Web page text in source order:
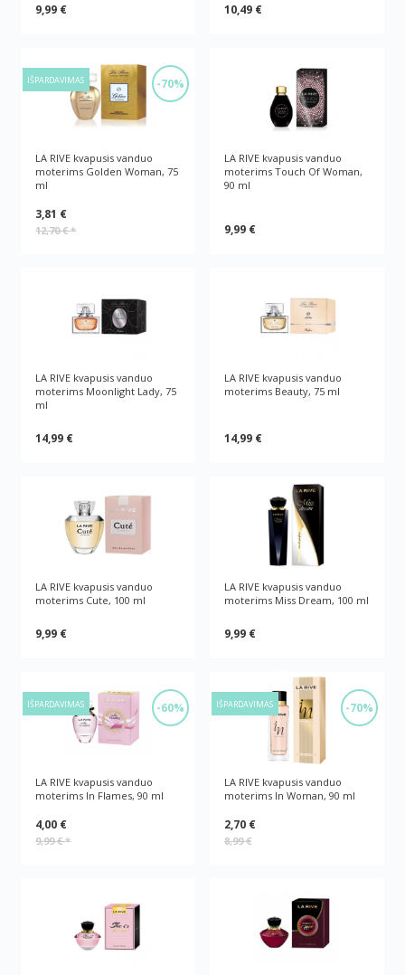
9,99 € 10,49 €
-70%
IŠPARDAVIMAS
LA RIVE kvapusis vanduo
moterims Golden Woman, 75
ml
3,81 €
12,70 €*
LA RIVE kvapusis vanduo
moterims Touch Of Woman,
90 ml
9,99 €
LA RIVE kvapusis vanduo
moterims Moonlight Lady, 75
ml
14,99 €
LA RIVE kvapusis vanduo
moterims Beauty, 75 ml
14,99 €
LA RIVE kvapusis vanduo
moterims Cute, 100 ml
9,99 €
LA RIVE kvapusis vanduo
moterims Miss Dream, 100 ml
9,99 €
-60%
IŠPARDAVIMAS
LA RIVE kvapusis vanduo
moterims In Flames, 90 ml
4,00 €
9,99 €*
-70%
IŠPARDAVIMAS
LA RIVE kvapusis vanduo
moterims In Woman, 90 ml
2,70 €
8,99 €